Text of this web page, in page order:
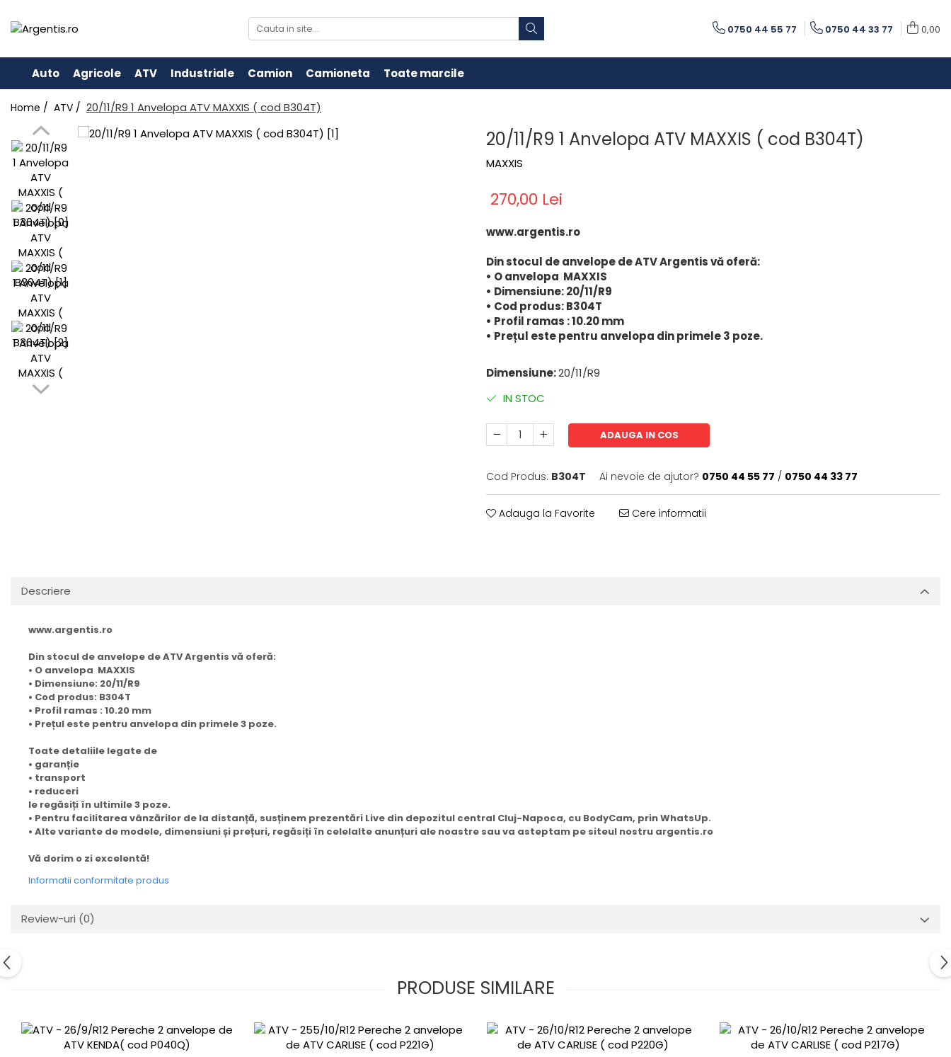
0750 44 55 77 0750 44 33 77 0,00
Auto Agricole ATV Industriale Camion Camioneta Toate marcile
Home / ATV / 20/11/R9 1 Anvelopa ATV MAXXIS ( cod B304T)
20/11/R9 1 Anvelopa ATV MAXXIS ( cod B304T)
MAXXIS
270,00 Lei
www.argentis.ro
Din stocul de anvelope de ATV Argentis vă oferă:
• O anvelopa MAXXIS
• Dimensiune: 20/11/R9
• Cod produs: B304T
• Profil ramas : 10.20 mm
• Prețul este pentru anvelopa din primele 3 poze.
Dimensiune:20/11/R9
IN STOC
ADAUGA IN COS
Cod Produs: B304T Ai nevoie de ajutor? 0750 44 55 77 / 0750 44 33 77
Adauga la Favorite Cere informatii
Descriere
www.argentis.ro
Din stocul de anvelope de ATV Argentis vă oferă:
• O anvelopa MAXXIS
• Dimensiune: 20/11/R9
• Cod produs: B304T
• Profil ramas : 10.20 mm
• Prețul este pentru anvelopa din primele 3 poze.
Toate detaliile legate de
• garanție
• transport
• reduceri
le regăsiți în ultimile 3 poze.
• Pentru facilitarea vânzărilor de la distanță, susținem prezentări Live din depozitul central Cluj-Napoca, cu BodyCam, prin WhatsUp.
• Alte variante de modele, dimensiuni și prețuri, regăsiți în celelalte anunțuri ale noastre sau va asteptam pe siteul nostru argentis.ro
Vă dorim o zi excelentă!
Informatii conformitate produs
Review-uri (0)
PRODUSE SIMILARE